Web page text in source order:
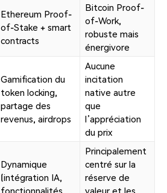
Ethereum Proof-
of-Stake + smart
contracts
Bitcoin Proof-
of-Work,
robuste mais
énergivore
Gamification du
token locking,
partage des
revenus, airdrops
Aucune
incitation
native autre
que
l’appréciation
du prix
Dynamique
(intégration IA,
fonctionnalités
Principalement
centré sur la
réserve de
valeur et les